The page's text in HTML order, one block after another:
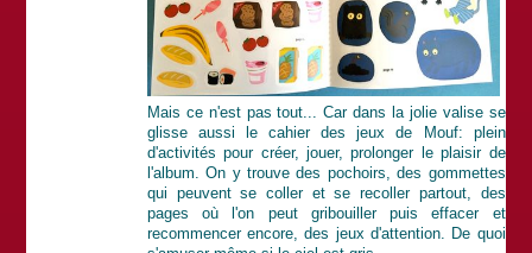
Mais ce n'est pas tout... Car dans la jolie valise se
glisse aussi le cahier des jeux de Mouf: plein
d'activités pour créer, jouer, prolonger le plaisir de
l'album. On y trouve des pochoirs, des gommettes
qui peuvent se coller et se recoller partout, des
pages où l'on peut gribouiller puis effacer et
recommencer encore, des jeux d'attention. De quoi